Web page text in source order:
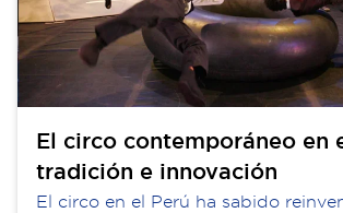
El circo contemporáneo en
tradición e innovación
El circo en el Perú ha sabido